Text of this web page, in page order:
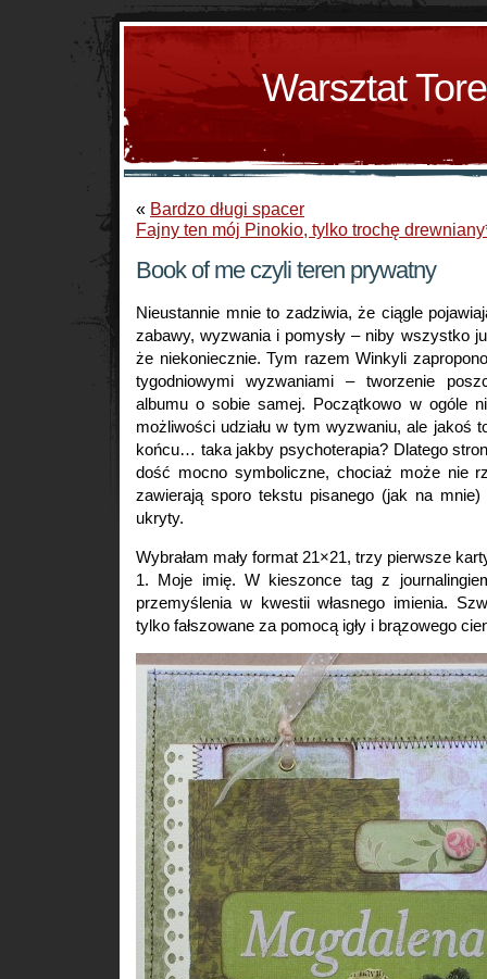
Warsztat
« Bardzo długi spacer
Fajny ten mój Pinokio, tylko trochę
Book of me czyli teren prywatny
Nieustannie mnie to zadziwia, że ciągle
zabawy, wyzwania i pomysły – niby wszystko
że niekoniecznie. Tym razem Winkyli
tygodniowymi wyzwaniami – tworzenie
albumu o sobie samej. Początkowo w ogóle
możliwości udziału w tym wyzwaniu, ale jakoś
końcu… taka jakby psychoterapia? Dlatego
dość mocno symboliczne, chociaż może nie
zawierają sporo tekstu pisanego (jak na
ukryty.
Wybrałam mały format 21×21, trzy pierwsze
1. Moje imię. W kieszonce tag z
przemyślenia w kwestii własnego imienia.
tylko fałszowane za pomocą igły i brązowego